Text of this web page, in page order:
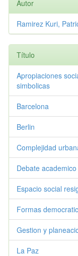
Autor
Ramirez Kuri,
Título
Apropiaciones
simbolicas
Barcelona
Berlin
Complejidad
Debate
Espacio social
Formas
Gestion y
La Paz